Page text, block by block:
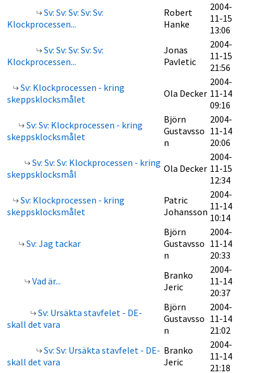
Sv: Sv: Sv: Sv: Sv:
Klockprocessen...
Robert
Hanke
2004-
11-15
13:06
Sv: Sv: Sv: Sv: Sv:
Klockprocessen...
Jonas
Pavletic
2004-
11-15
21:56
Sv: Klockprocessen - kring
skeppsklocksmålet
Ola Decker
2004-
11-14
09:16
Sv: Sv: Klockprocessen - kring
skeppsklocksmålet
Björn
Gustavsso
n
2004-
11-14
20:06
Sv: Sv: Sv: Klockprocessen - kring
skeppsklocksmål
Ola Decker
2004-
11-15
12:34
Sv: Klockprocessen - kring
skeppsklocksmålet
Patric
Johansson
2004-
11-14
10:14
Sv: Jag tackar
Björn
Gustavsso
n
2004-
11-14
20:33
Vad är...
Branko
Jeric
2004-
11-14
20:37
Sv: Ursäkta stavfelet - DE-
skall det vara
Björn
Gustavsso
n
2004-
11-14
21:02
Sv: Sv: Ursäkta stavfelet - DE-
skall det vara
Branko
Jeric
2004-
11-14
21:18